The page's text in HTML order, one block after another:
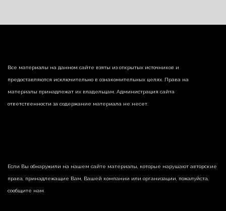
Все материалы на данном сайте взяты из открытых источников и
предоставляются исключительно в ознакомительных целях. Права на
материалы принадлежат их владельцам. Администрация сайта
ответственности за содержание материала не несет.
Если Вы обнаружили на нашем сайте материалы, которые нарушают авторские
права, принадлежащие Вам, Вашей компании или организации, пожалуйста,
сообщите нам.